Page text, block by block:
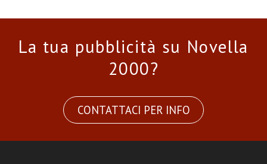
La tua pubblicità su Novella
2000?
CONTATTACI PER INFO